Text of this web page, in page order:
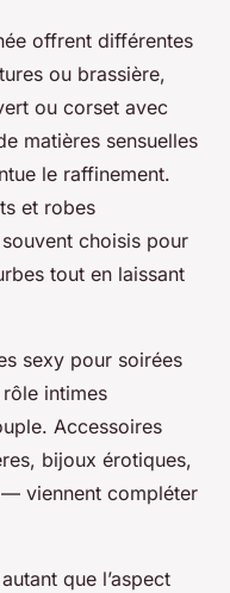
offrent différentes
ou brassière,
ou corset avec
matières sensuelles
le raffinement.
et robes
choisis pour
tout en laissant
sexy pour soirées
intimes
Accessoires
bijoux érotiques,
viennent compléter
que l’aspect